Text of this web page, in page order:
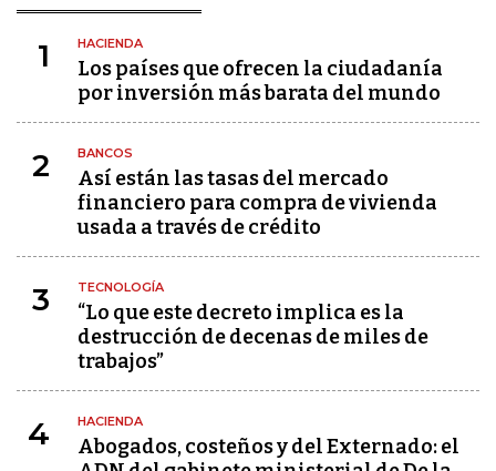
1 HACIENDA
Los países que ofrecen la ciudadanía
por inversión más barata del mundo
2 BANCOS
Así están las tasas del mercado
financiero para compra de vivienda
usada a través de crédito
3 TECNOLOGÍA
“Lo que este decreto implica es la
destrucción de decenas de miles de
trabajos”
4 HACIENDA
Abogados, costeños y del Externado: el